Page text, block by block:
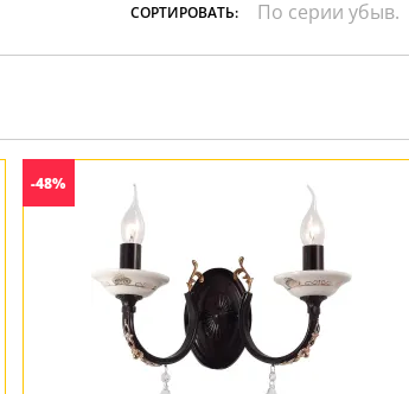
СОРТИРОВАТЬ:
-48%